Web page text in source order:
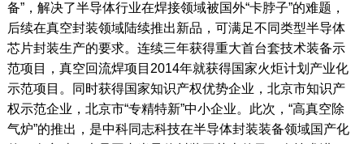
备”，解决了半导体行业在焊接领域被国外“卡脖子”的难题，
后续在真空封装领域陆续推出新品，可满足不同类型半导体
芯片封装生产的要求。连续三年获得重大首台套技术装备示
范项目，真空回流焊项目2014年就获得国家火炬计划产业化
示范项目。同时获得国家知识产权优势企业，北京市知识产
权示范企业，北京市“专精特新”中小企业。此次，“高真空除
气炉”的推出，是中科同志科技在半导体封装装备领域国产化